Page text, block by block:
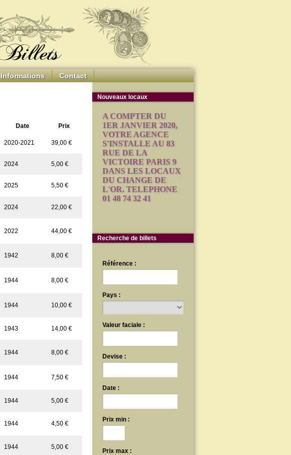
Informations Contact
Date Prix
2020-2021 39,00 €
2024 5,00 €
2025 5,50 €
2024 22,00 €
2022 44,00 €
1942 8,00 €
1944 8,00 €
1944 10,00 €
1943 14,00 €
1944 8,00 €
1944 7,50 €
1944 5,00 €
1944 4,50 €
1944 5,00 €
Nouveaux locaux
A COMPTER DU
1ER JANVIER 2020,
VOTRE AGENCE
S'INSTALLE AU 83
RUE DE LA
VICTOIRE PARIS 9
DANS LES LOCAUX
DU CHANGE DE
L'OR. TELEPHONE
01 48 74 32 41
Recherche de billets
Référence :
Pays :
Valeur faciale :
Devise :
Date :
Prix min :
Prix max :